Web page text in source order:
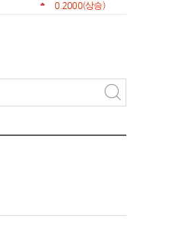
0.2000(상승)